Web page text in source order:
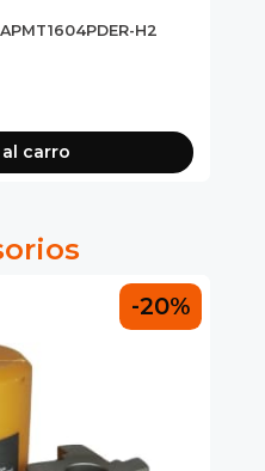
H2
carro
-20%